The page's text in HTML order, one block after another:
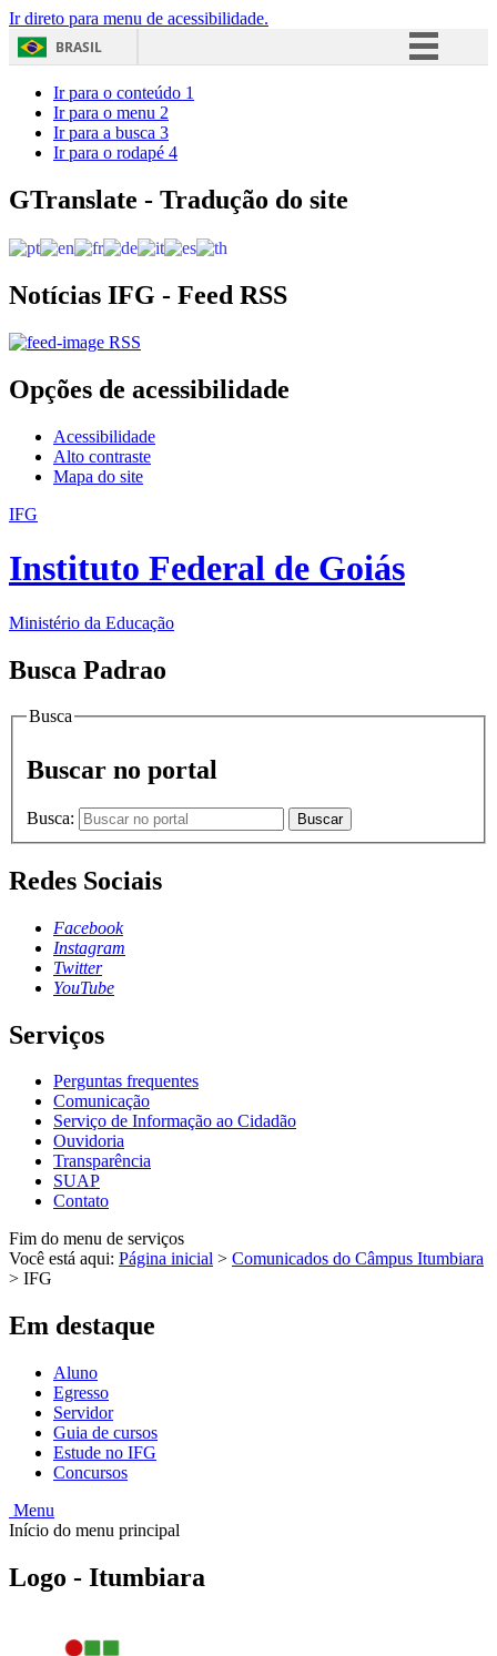
Ir direto para menu de acessibilidade.
BRASIL
Acesso à informação
Ir para o conteúdo 1
Ir para o menu 2
Ir para a busca 3
Ir para o rodapé 4
GTranslate - Tradução do site
Notícias IFG - Feed RSS
RSS
Opções de acessibilidade
Acessibilidade
Alto contraste
Mapa do site
IFG
Instituto Federal de Goiás
Ministério da Educação
Busca Padrao
Busca
Buscar no portal
Busca: Buscar
Redes Sociais
Facebook
Instagram
Twitter
YouTube
Serviços
Perguntas frequentes
Comunicação
Serviço de Informação ao Cidadão
Ouvidoria
Transparência
SUAP
Contato
Fim do menu de serviços
Você está aqui: Página inicial > Comunicados do Câmpus Itumbiara
> IFG
Em destaque
Aluno
Egresso
Servidor
Guia de cursos
Estude no IFG
Concursos
Menu
Início do menu principal
Logo - Itumbiara